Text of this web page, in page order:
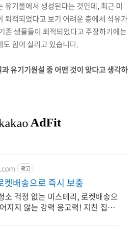
유기물에서 생성된다는 것인데, 최근 미
퇴적되었다고 보기 어려운 층에서 석유가
존 생물들이 퇴적되었다고 주장하기에는
힘이 실리고 있습니다.
유기기원설 중 어떤 것이 맞다고 생각하
광고
켓배송으로 즉시 보충
소 걱정 없는 미스테리, 로켓배송으
지지 않는 강력 응고력! 지친 집사